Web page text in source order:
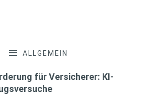
ALLGEMEIN
für Versicherer: KI-